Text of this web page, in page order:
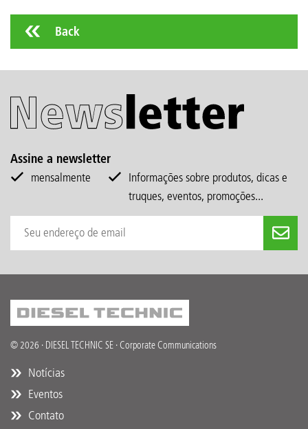
Back
Assine a newsletter
mensalmente
Informações sobre produtos, dicas e
truques, eventos, promoções...
© 2026 · DIESEL TECHNIC SE · Corporate Communications
Notícias
Eventos
Contato